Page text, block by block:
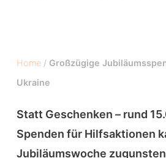
Home/ Großzügige
Ukraine
Statt Geschenken – rund
Spenden für Hilfsaktionen
Jubiläumswoche